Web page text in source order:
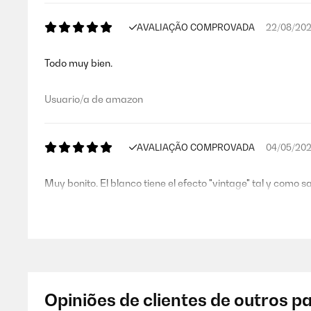
AVALIAÇÃO COMPROVADA 22/08/
Todo muy bien.
Usuario/a de amazon
AVALIAÇÃO COMPROVADA 04/05/
Muy bonito. El blanco tiene el efecto "vintage" tal y como
Todo en perfectas condiciones. Llegó muy rápido y en
Opiniões de clientes de outros